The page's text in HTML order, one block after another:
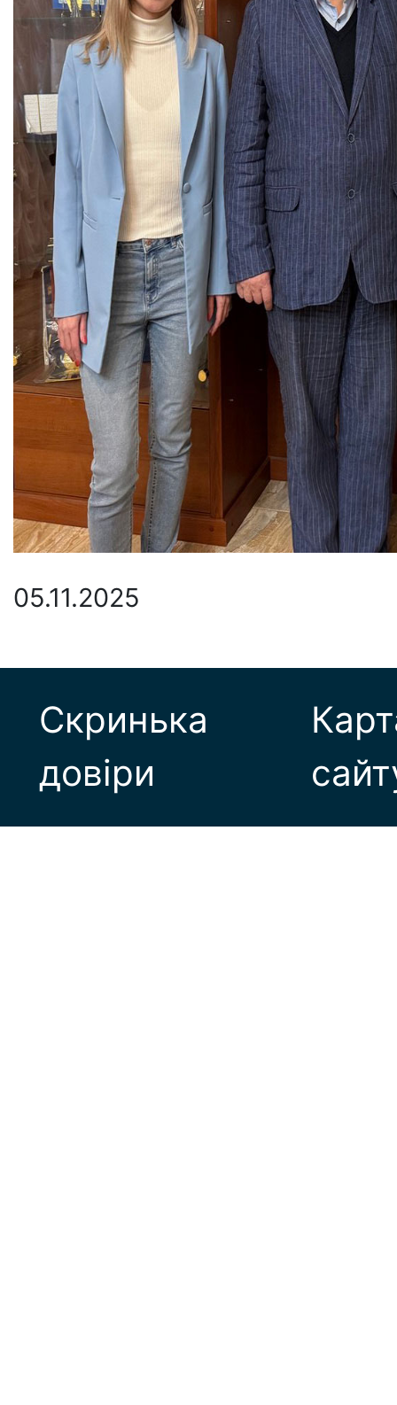
05.11.2025
Скринька
довіри